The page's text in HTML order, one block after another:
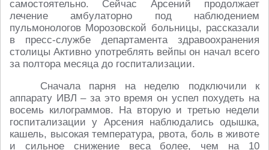
самостоятельно. Сейчас Арсений продолжает
лечение амбулаторно под наблюдением
пульмонологов Морозовской больницы, рассказали
в пресс-службе департамента здравоохранения
столицы Активно употреблять вейпы он начал всего
за полтора месяца до госпитализации.
Сначала парня на неделю подключили к
аппарату ИВЛ – за это время он успел похудеть на
восемь килограммов. На вторую и третью недели
госпитализации у Арсения наблюдались одышка,
кашель, высокая температура, рвота, боль в животе
и сильное снижение веса более, чем на 10